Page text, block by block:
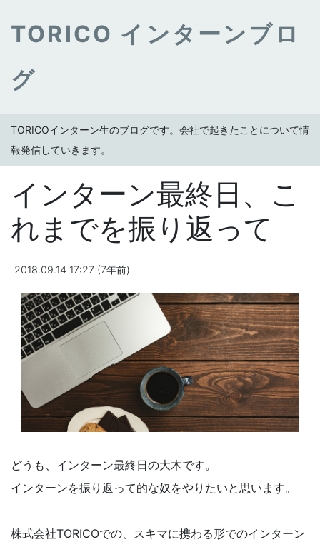
TORICO インターンブロ
グ
TORICOインターン生のブログです。会社で起きたことについて情
報発信していきます。
インターン最終日、こ
れまでを振り返って
2018.09.14 17:27 (7年前)
どうも、インターン最終日の大木です。
インターンを振り返って的な奴をやりたいと思います。
株式会社TORICOでの、スキマに携わる形でのインターン